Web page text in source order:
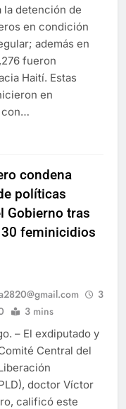
la detención de
en condición
además en
fueron
Haití. Estas
en
con…
condena
políticas
Gobierno tras
feminicidios
3
3 mins
– El exdiputado y
Central del
doctor Víctor
calificó este